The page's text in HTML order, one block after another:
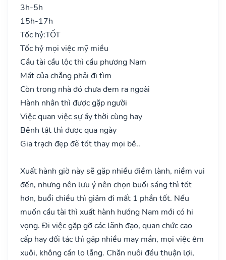
3h-5h
15h-17h
Tốc hỷ:TỐT
Tốc hỷ mọi việc mỹ miều
Cầu tài cầu lộc thì cầu phương Nam
Mất của chẳng phải đi tìm
Còn trong nhà đó chưa đem ra ngoài
Hành nhân thì được gặp người
Việc quan việc sự ấy thời cùng hay
Bệnh tật thì được qua ngày
Gia trạch đẹp đẽ tốt thay mọi bề..
Xuất hành giờ này sẽ gặp nhiều điềm lành, niềm vui
đến, nhưng nên lưu ý nên chọn buổi sáng thì tốt
hơn, buổi chiều thì giảm đi mất 1 phần tốt. Nếu
muốn cầu tài thì xuất hành hướng Nam mới có hi
vọng. Đi việc gặp gỡ các lãnh đạo, quan chức cao
cấp hay đối tác thì gặp nhiều may mắn, mọi việc êm
xuôi, không cần lo lắng. Chăn nuôi đều thuận lợi,